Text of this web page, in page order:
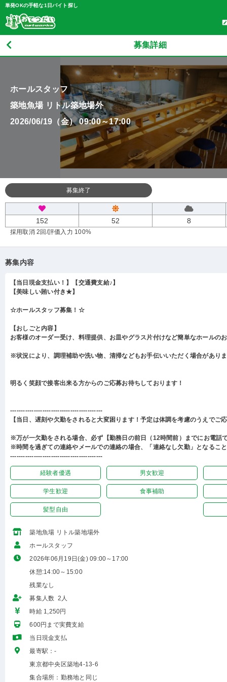
単発OKの手軽な1日バイト探し
募集詳細
ホールスタッフ
築地魚場 リトル築地場外
2026/06/19（金） 09:00～17:00
募集終了
152 52 8
採用取消 2回 /評価入力 100%
募集内容
【当日現金支払い！】【交通費支給♪】
【美味しい賄い付き★】
☆ホールスタッフ募集！☆
【おしごと内容】
お客様のオーダー受け、料理提供、お皿やグラス片付けなど簡単なホールの
※状況により、調理補助や洗い物、清掃などもお手伝いいただく場合があり
明るく笑顔で接客出来る方からのご応募お待ちしております！
-------------------------------------------
【当日、遅刻や欠勤をされると大変困ります！予定は体調を考慮のうえでご
※万が一欠勤をされる場合、必ず【勤務日の前日（12時間前）までにお電話
※時間を過ぎての連絡やメールでの連絡の場合、「連絡なし欠勤」となるこ
-------------------------------------------
経験者優遇 男女歓迎
学生歓迎 食事補助
髪型自由
築地魚場 リトル築地場外
ホールスタッフ
2026年06月19日(金) 09:00～17:00
休憩:14:00～15:00
残業なし
募集人数 2人
時給 1,250円
600円まで実費支給
当日現金支払
最寄駅：-
東京都中央区築地4-13-6
集合場所：勤務地と同じ